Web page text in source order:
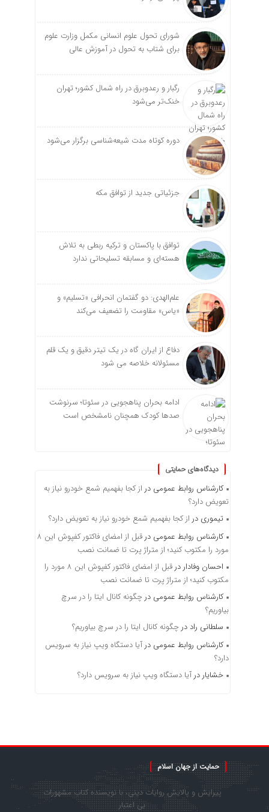
شورای تحول علوم انسانی مکمل وزارت علوم
برای شتاب به تحول در آموزش عالی
رگبار و رعدوبرق در راه شمال کشور؛ تهران
خنک‌تر می‌شود
دوره کوتاه مدت شیعه‌شناسی برگزار می‌شود
جزئیاتی جدید از توافق مکه
توافق با پاکستان و ترکیه ربطی به تلاش
هسته‌ای و مسابقه تسلیحاتی ندارد
علم‌الهدی: دو گفتمان انحرافی «تسلیم» و
«یاس» مقاومت را تضعیف می‌کند
دفاع از ایران گاه در یک تیتر دقیق و یک قلم
مسئولانه خلاصه می شود
ادامه بحران پناهجویی در سئوتا؛ سرنوشت
صدها کودک همچنان نامشخص است
دیدگاه‌های حمایتی
کارشناس روابط عمومی در از کجا بفهمیم شمع خودرو نیاز به
تعویض دارد؟
تیموری در از کجا بفهمیم شمع خودرو نیاز به تعویض دارد؟
کارشناس روابط عمومی در
قبل از امضای فاکتور کفپوش این ۸
مورد را مکتوب کنید؛ از متراژ پرت تا ضمانت نصب
احسان وفادار در
قبل از امضای فاکتور کفپوش این ۸ مورد را
مکتوب کنید؛ از متراژ پرت تا ضمانت نصب
کارشناس روابط عمومی در چگونه کانال ایتا را در سرچ
بیاوریم؟
سلطانی راد در چگونه کانال ایتا را در سرچ بیاوریم؟
کارشناس روابط عمومی در آیا دستگاه ویپ نیاز به سرویس
دارد؟
خشایار در آیا دستگاه ویپ نیاز به سرویس دارد؟
حمایت از جهان اسلام
پیرایش و پالایش روایات دینی، با نویسنده کتاب مشهورات
بی اعتبار